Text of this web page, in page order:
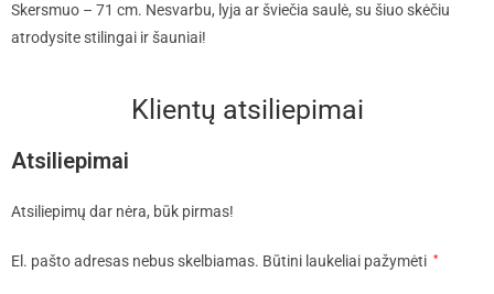
Skersmuo – 71 cm. Nesvarbu, lyja ar šviečia saulė, su šiuo skėčiu
atrodysite stilingai ir šauniai!
Klientų atsiliepimai
Atsiliepimai
Atsiliepimų dar nėra, būk pirmas!
El. pašto adresas nebus skelbiamas. Būtini laukeliai pažymėti *